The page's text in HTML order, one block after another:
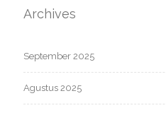
Archives
September 2025
Agustus 2025